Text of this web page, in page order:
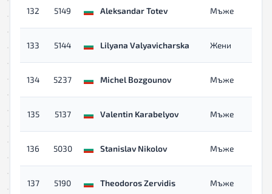
132 5149 Aleksandar Totev Мъже
133 5144 Lilyana Valyavicharska Жени
134 5237 Michel Bozgounov Мъже
135 5137 Valentin Karabelyov Мъже
136 5030 Stanislav Nikolov Мъже
137 5190 Theodoros Zervidis Мъже